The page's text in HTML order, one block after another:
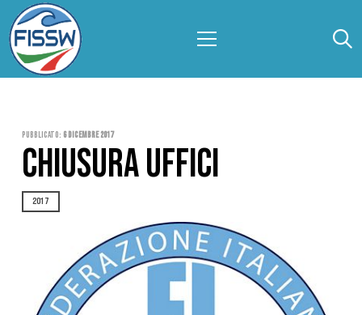
Pubblicato: 6 Dicembre 2017
CHIUSURA UFFICI
2017